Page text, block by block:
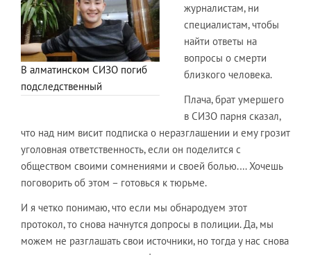
В алматинском СИЗО погиб
подследственный
журналистам, ни
специалистам, чтобы
найти ответы на
вопросы о смерти
близкого человека.
Плача, брат умершего
в СИЗО парня сказал,
что над ним висит подписка о неразглашении и ему грозит
уголовная ответственность, если он поделится с
обществом своими сомнениями и своей болью.… Хочешь
поговорить об этом – готовься к тюрьме.
И я четко понимаю, что если мы обнародуем этот
протокол, то снова начнутся допросы в полиции. Да, мы
можем не разглашать свои источники, но тогда у нас снова